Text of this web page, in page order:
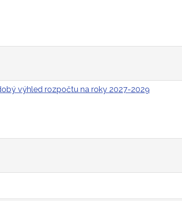
výhled rozpočtu na roky 2027-2029